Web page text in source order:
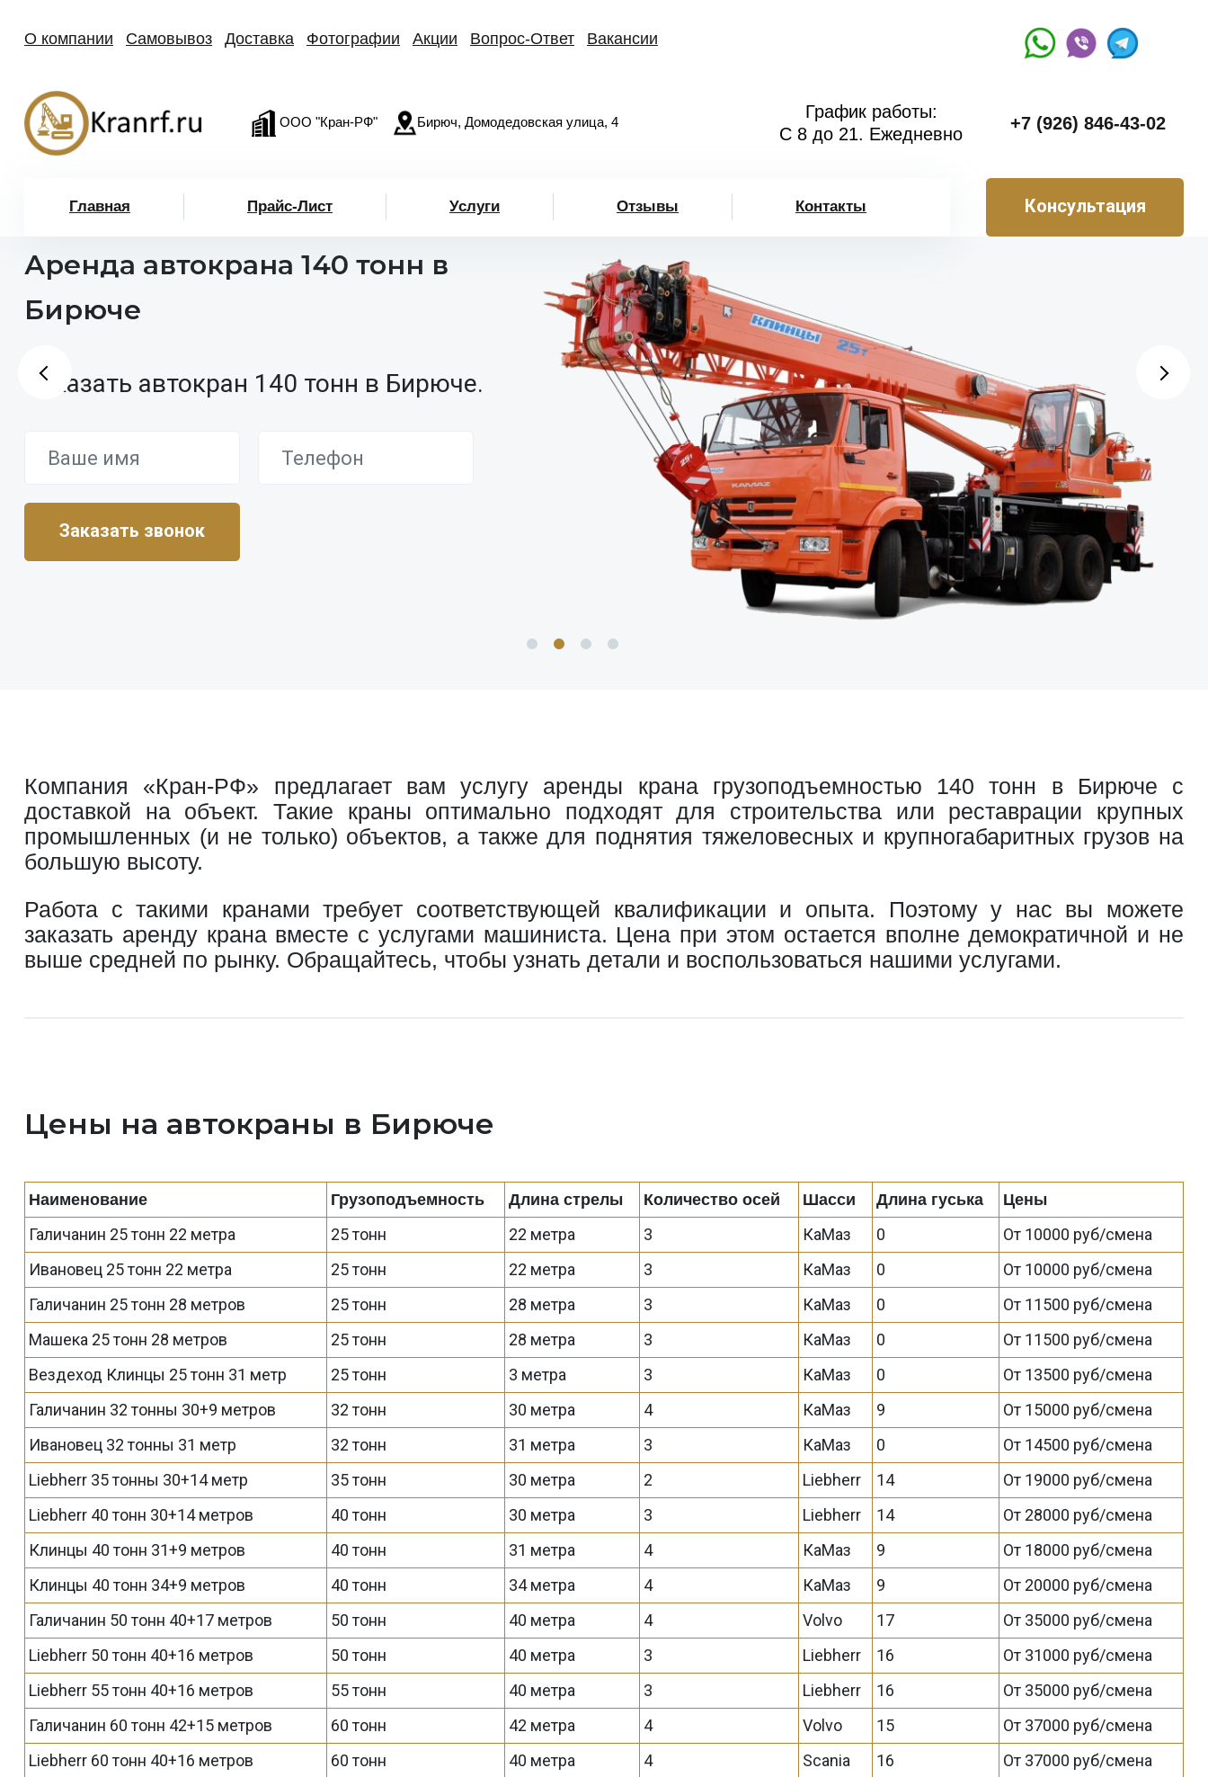
О компании Самовывоз Доставка Фотографии Акции Вопрос-Ответ Вакансии
ООО "Кран-РФ" Бирюч, Домодедовская улица, 4
График работы:
С 8 до 21. Ежедневно
+7 (926) 846-43-02
Главная Прайс-Лист Услуги Отзывы Контакты Консультация
Аренда автокрана 140 тонн в
Бирюче
Заказать автокран 140 тонн в Бирюче.
Компания «Кран-РФ» предлагает вам услугу аренды крана грузоподъемностью 140 тонн в Бирюче с
доставкой на объект. Такие краны оптимально подходят для строительства или реставрации крупных
промышленных (и не только) объектов, а также для поднятия тяжеловесных и крупногабаритных грузов на
большую высоту.
Работа с такими кранами требует соответствующей квалификации и опыта. Поэтому у нас вы можете
заказать аренду крана вместе с услугами машиниста. Цена при этом остается вполне демократичной и не
выше средней по рынку. Обращайтесь, чтобы узнать детали и воспользоваться нашими услугами.
Цены на автокраны в Бирюче
Наименование Грузоподъемность Длина стрелы Количество осей Шасси Длина гуська Цены
Галичанин 25 тонн 22 метра 25 тонн 22 метра 3 КаМаз 0
От 10000 руб/смена
Ивановец 25 тонн 22 метра
25 тонн 22 метра 3 КаМаз 0
От 10000 руб/смена
Галичанин 25 тонн 28 метров
25 тонн 28 метра 3 КаМаз 0
От 11500 руб/смена
Машека 25 тонн 28 метров
25 тонн 28 метра 3 КаМаз 0
От 11500 руб/смена
Вездеход Клинцы 25 тонн 31 метр
25 тонн 3 метра 3 КаМаз 0
От 13500 руб/смена
Галичанин 32 тонны 30+9 метров
32 тонн 30 метра 4 КаМаз 9
От 15000 руб/смена
Ивановец 32 тонны 31 метр
32 тонн 31 метра 3 КаМаз 0
От 14500 руб/смена
Liebherr 35 тонны 30+14 метр
35 тонн 30 метра 2 Liebherr 14
От 19000 руб/смена
Liebherr 40 тонн 30+14 метров
40 тонн 30 метра 3 Liebherr 14
От 28000 руб/смена
Клинцы 40 тонн 31+9 метров
40 тонн 31 метра 4 КаМаз 9
От 18000 руб/смена
Клинцы 40 тонн 34+9 метров
40 тонн 34 метра 4 КаМаз 9
От 20000 руб/смена
Галичанин 50 тонн 40+17 метров
50 тонн 40 метра 4 Volvo 17
От 35000 руб/смена
Liebherr 50 тонн 40+16 метров
50 тонн 40 метра 3 Liebherr 16
От 31000 руб/смена
Liebherr 55 тонн 40+16 метров
55 тонн 40 метра 3 Liebherr 16
От 35000 руб/смена
Галичанин 60 тонн 42+15 метров
60 тонн 42 метра 4 Volvo 15
От 37000 руб/смена
Liebherr 60 тонн 40+16 метров
60 тонн 40 метра 4 Scania 16
От 37000 руб/смена